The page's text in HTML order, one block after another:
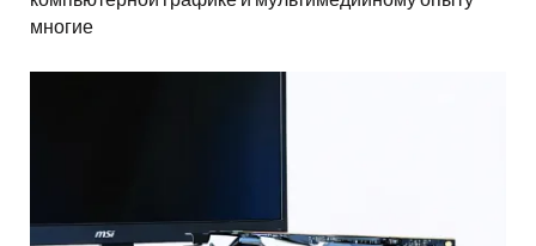
многие